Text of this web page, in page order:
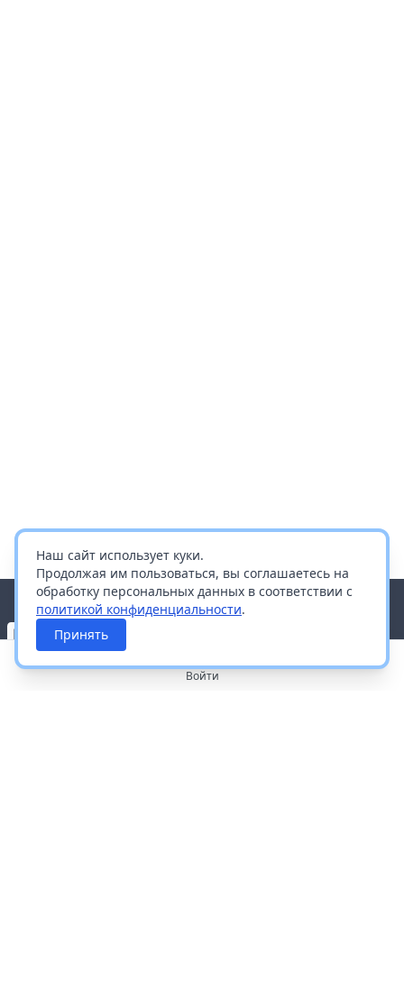
Наш сайт использует куки.
Продолжая им пользоваться, вы соглашаетесь на
обработку персональных данных в соответствии с
политикой конфиденциальности.
Принять
Войти